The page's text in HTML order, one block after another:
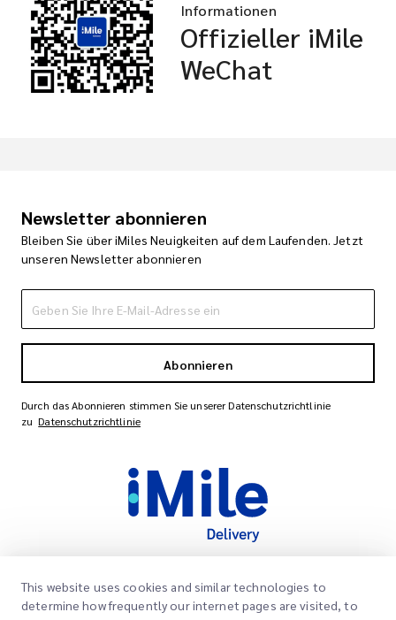
Informationen
Offizieller iMile
WeChat
Newsletter abonnieren
Bleiben Sie über iMiles Neuigkeiten auf dem Laufenden. Jetzt
unseren Newsletter abonnieren
Abonnieren
Durch das Abonnieren stimmen Sie unserer Datenschutzrichtlinie
zu Datenschutzrichtlinie
Schnelllinks
This website uses cookies and similar technologies to
determine how frequently our internet pages are visited, to